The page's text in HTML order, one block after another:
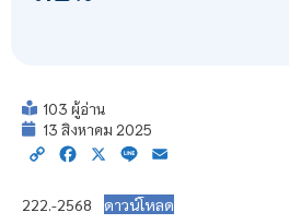
103 ผู้อ่าน
13 สิงหาคม 2025
Copy Facebook
X Line
222.-2568 ดาวน์โหลด